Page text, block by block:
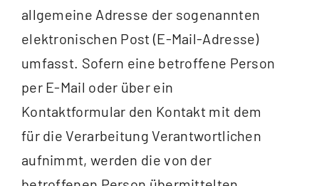
allgemeine Adresse der sogenannten
elektronischen Post (E-Mail-Adresse)
umfasst. Sofern eine betroffene Person
per E-Mail oder über ein
Kontaktformular den Kontakt mit dem
für die Verarbeitung Verantwortlichen
aufnimmt, werden die von der